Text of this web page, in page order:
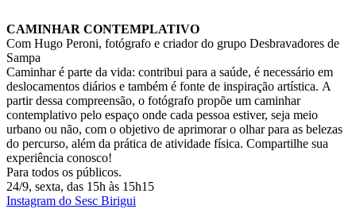
CAMINHAR CONTEMPLATIVO
Com Hugo Peroni, fotógrafo e criador do grupo Desbravadores de
Sampa
Caminhar é parte da vida: contribui para a saúde, é necessário em
deslocamentos diários e também é fonte de inspiração artística. A
partir dessa compreensão, o fotógrafo propõe um caminhar
contemplativo pelo espaço onde cada pessoa estiver, seja meio
urbano ou não, com o objetivo de aprimorar o olhar para as belezas
do percurso, além da prática de atividade física. Compartilhe sua
experiência conosco!
Para todos os públicos.
24/9, sexta, das 15h às 15h15
Instagram do Sesc Birigui